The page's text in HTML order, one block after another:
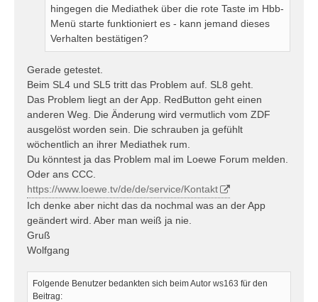
hingegen die Mediathek über die rote Taste im Hbb-
Menü starte funktioniert es - kann jemand dieses
Verhalten bestätigen?
Gerade getestet.
Beim SL4 und SL5 tritt das Problem auf. SL8 geht.
Das Problem liegt an der App. RedButton geht einen
anderen Weg. Die Änderung wird vermutlich vom ZDF
ausgelöst worden sein. Die schrauben ja gefühlt
wöchentlich an ihrer Mediathek rum.
Du könntest ja das Problem mal im Loewe Forum melden.
Oder ans CCC.
https://www.loewe.tv/de/de/service/Kontakt
Ich denke aber nicht das da nochmal was an der App
geändert wird. Aber man weiß ja nie.
Gruß
Wolfgang
Folgende Benutzer bedankten sich beim Autor ws163 für den
Beitrag: